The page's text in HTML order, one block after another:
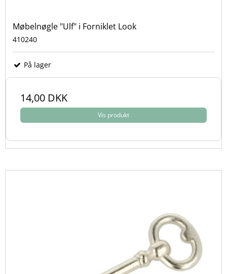
Møbelnøgle "Ulf" i Forniklet Look
410240
På lager
14,00 DKK
Vis produkt